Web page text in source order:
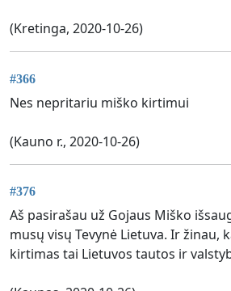
(Kretinga, 2020-10-26)
#366
Nes nepritariu miško kirtimui
(Kauno r., 2020-10-26)
#376
Aš pasirašau už Gojaus Miško
musų visų Tevynė Lietuva. Ir žinau,
kirtimas tai Lietuvos tautos ir